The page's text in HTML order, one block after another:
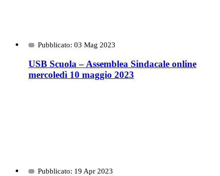
Pubblicato: 03 Mag 2023
USB Scuola – Assemblea Sindacale online
mercoledì 10 maggio 2023
Pubblicato: 19 Apr 2023